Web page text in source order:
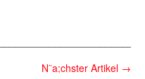
N¨a;chster Artikel →